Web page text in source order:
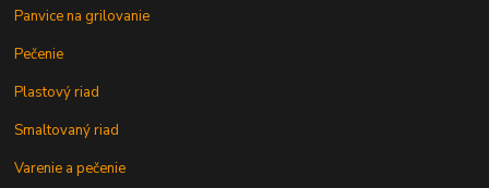
Panvice na grilovanie
Pečenie
Plastový riad
Smaltovaný riad
Varenie a pečenie